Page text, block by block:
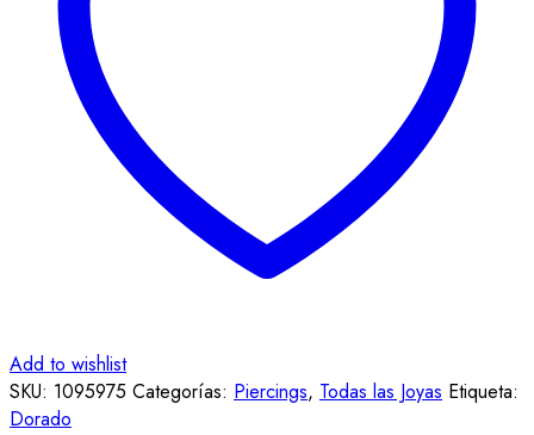
Add to wishlist
SKU: 1095975 Categorías: Piercings, Todas las Joyas Etiqueta:
Dorado